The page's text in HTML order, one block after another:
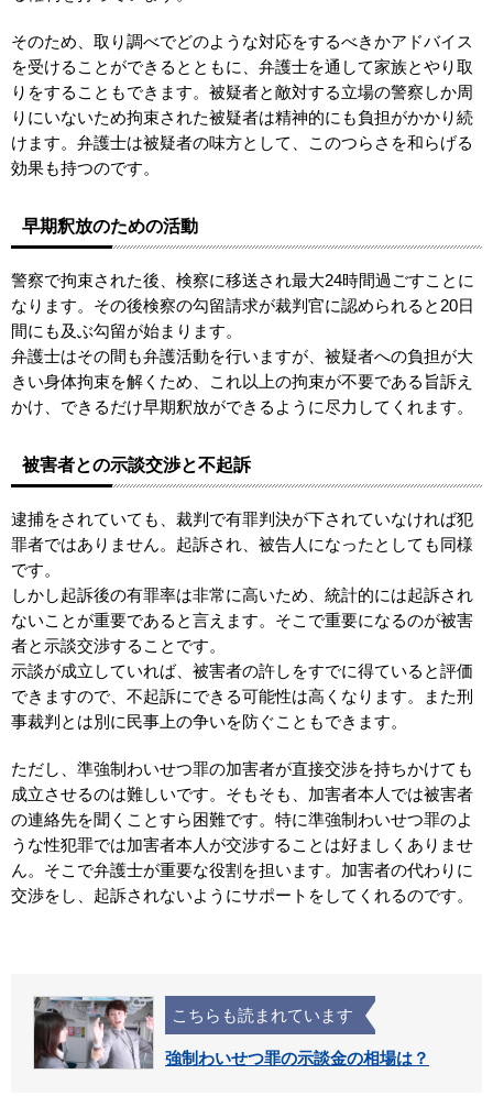
そのため、取り調べでどのような対応をするべきかアドバイス
を受けることができるとともに、弁護士を通して家族とやり取
りをすることもできます。被疑者と敵対する立場の警察しか周
りにいないため拘束された被疑者は精神的にも負担がかかり続
けます。弁護士は被疑者の味方として、このつらさを和らげる
効果も持つのです。
早期釈放のための活動
警察で拘束された後、検察に移送され最大24時間過ごすことに
なります。その後検察の勾留請求が裁判官に認められると20日
間にも及ぶ勾留が始まります。
弁護士はその間も弁護活動を行いますが、被疑者への負担が大
きい身体拘束を解くため、これ以上の拘束が不要である旨訴え
かけ、できるだけ早期釈放ができるように尽力してくれます。
被害者との示談交渉と不起訴
逮捕をされていても、裁判で有罪判決が下されていなければ犯
罪者ではありません。起訴され、被告人になったとしても同様
です。
しかし起訴後の有罪率は非常に高いため、統計的には起訴され
ないことが重要であると言えます。そこで重要になるのが被害
者と示談交渉することです。
示談が成立していれば、被害者の許しをすでに得ていると評価
できますので、不起訴にできる可能性は高くなります。また刑
事裁判とは別に民事上の争いを防ぐこともできます。
ただし、準強制わいせつ罪の加害者が直接交渉を持ちかけても
成立させるのは難しいです。そもそも、加害者本人では被害者
の連絡先を聞くことすら困難です。特に準強制わいせつ罪のよ
うな性犯罪では加害者本人が交渉することは好ましくありませ
ん。そこで弁護士が重要な役割を担います。加害者の代わりに
交渉をし、起訴されないようにサポートをしてくれるのです。
こちらも読まれています
強制わいせつ罪の示談金の相場は？